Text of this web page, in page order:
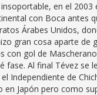
en el 2003
con Boca antes
Árabes Unidos,
gran cosa aparte de
con gol de
fase. Al final Tévez se
Independiente de
en Japón pero como